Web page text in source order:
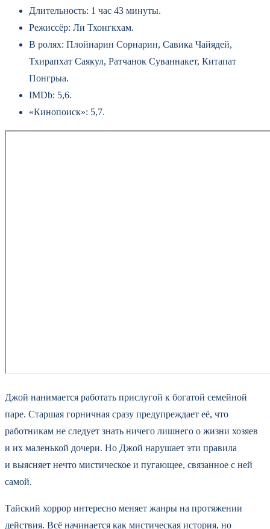
Длительность: 1 час 43 минуты.
Режиссёр: Ли Тхонгкхам.
В ролях: Плойнарин Сорнарин, Савика Чайядей,
Тхирапхат Саякул, Ратчанок Суваннакет, Китапат
Понгрыа.
IMDb: 5,6.
«Кинопоиск»: 5,7.
Джой нанимается работать прислугой к богатой семейной
паре. Старшая горничная сразу предупреждает её, что
работникам не следует знать ничего лишнего о жизни хозяев
и их маленькой дочери. Но Джой нарушает эти правила
и выясняет нечто мистическое и пугающее, связанное с ней
самой.
Тайский хоррор интересно меняет жанры на протяжении
действия. Всё начинается как мистическая история, но